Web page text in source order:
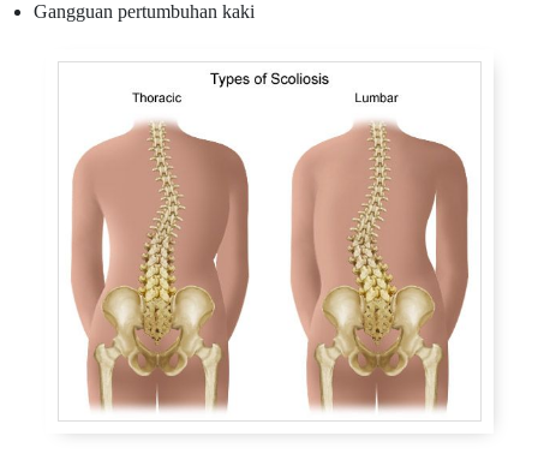
Gangguan pertumbuhan kaki